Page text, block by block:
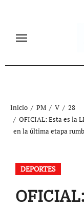
contenido
Inicio PM V
28
OFICIAL: Esta es la
en la última etapa
DEPORTES